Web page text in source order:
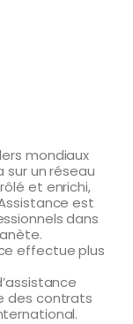
mondiaux
sur un réseau
et enrichi,
est
dans
effectue plus
des contrats